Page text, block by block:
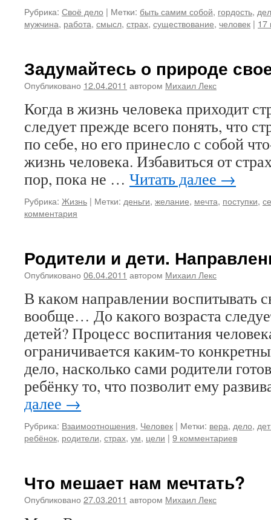
Рубрика: Своё дело | Метки: быть самим собой, гордость,
мужчина, работа, смысл, страх, существование, человек | 17
Задумайтесь о природе
Опубликовано 12.04.2011 автором Михаил Лекс
Когда в жизнь человека приходит
следует прежде всего понять, что
по себе, но его принесло с собой
жизнь человека. Избавиться от
пор, пока не … Читать далее →
Рубрика: Жизнь | Метки: деньги, желание, мечта, поступки,
комментария
Родители и дети.
Опубликовано 06.04.2011 автором Михаил Лекс
В каком направлении воспитывать
вообще… До какого возраста
детей? Процесс воспитания
ограничивается каким-то
дело, насколько сами родители
ребёнку то, что позволит ему
далее →
Рубрика: Взаимоотношения, Человек | Метки: вера, дело,
ребёнок, родители, страх, ум, цели | 9 комментариев
Что мешает нам мечтать?
Опубликовано 27.03.2011 автором Михаил Лекс